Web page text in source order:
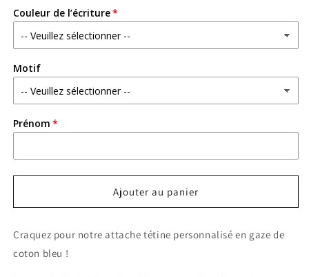
en
gaze
de
coton
Bleu
gaze
de
coton
Couleur de l’écriture
Motif
Prénom
Ajouter au panier
Craquez pour notre attache tétine personnalisé en gaze de
coton bleu !